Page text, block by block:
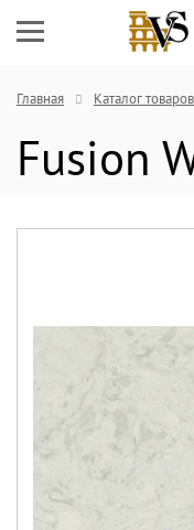
Главная Каталог товаров
Fusion